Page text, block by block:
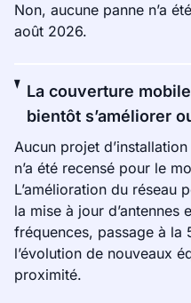
Non, aucune panne n’a
août 2026.
La couverture
bientôt s’améliorer
Aucun projet
n’a été recensé pour le
L’amélioration du réseau
la mise à jour d’antennes
fréquences, passage à la
l’évolution de nouveaux
proximité.